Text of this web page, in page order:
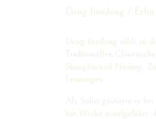
Deng Jiandong / Erhu
Deng Jiandong zählt zu
Traditionellen
Shanghai und Nanjing.
Leistungen.
Als Solist gastierte er
hat Werke uraufgeführt,